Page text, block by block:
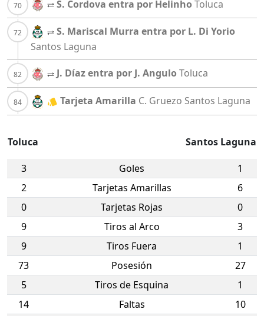
S. Cordova entra por Helinho Toluca
S. Mariscal Murra entra por L. Di Yorio
Santos Laguna
J. Díaz entra por J. Angulo Toluca
Tarjeta Amarilla C. Gruezo Santos Laguna
Toluca Santos Laguna
3 Goles
1
2
Tarjetas Amarillas
6
0
Tarjetas Rojas
0
9
Tiros al Arco
3
9
Tiros Fuera
1
73
Posesión
27
5
Tiros de Esquina
1
14
Faltas
10